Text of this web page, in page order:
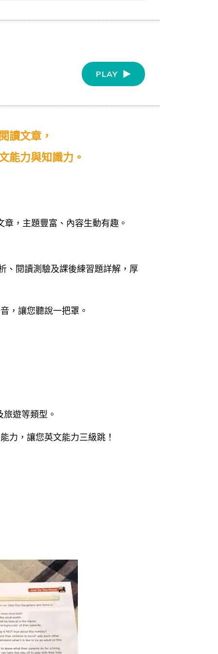
PLAY
讀文章，
能力與知識力。
章 ， 主題豐富、內容生動有趣。
、閱讀測驗及課後練習題詳解，厚
， 讓您聽說一把罩。
遊等類型。
力，讓您英文能力三級跳！